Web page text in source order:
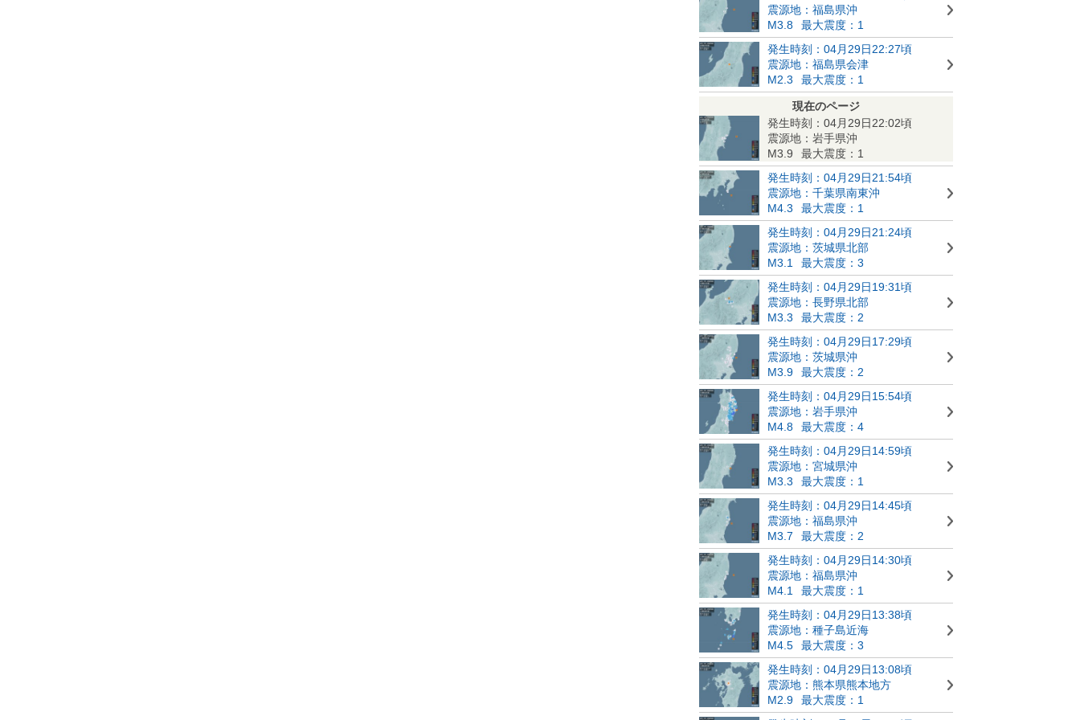
震源地：福島県沖
M3.8
最大震度：1
発生時刻：04月29日22:27頃
震源地：福島県会津
M2.3
最大震度：1
現在のページ
発生時刻：04月29日22:02頃
震源地：岩手県沖
M3.9
最大震度：1
発生時刻：04月29日21:54頃
震源地：千葉県南東沖
M4.3
最大震度：1
発生時刻：04月29日21:24頃
震源地：茨城県北部
M3.1
最大震度：3
発生時刻：04月29日19:31頃
震源地：長野県北部
M3.3
最大震度：2
発生時刻：04月29日17:29頃
震源地：茨城県沖
M3.9
最大震度：2
発生時刻：04月29日15:54頃
震源地：岩手県沖
M4.8
最大震度：4
発生時刻：04月29日14:59頃
震源地：宮城県沖
M3.3
最大震度：1
発生時刻：04月29日14:45頃
震源地：福島県沖
M3.7
最大震度：2
発生時刻：04月29日14:30頃
震源地：福島県沖
M4.1
最大震度：1
発生時刻：04月29日13:38頃
震源地：種子島近海
M4.5
最大震度：3
発生時刻：04月29日13:08頃
震源地：熊本県熊本地方
M2.9
最大震度：1